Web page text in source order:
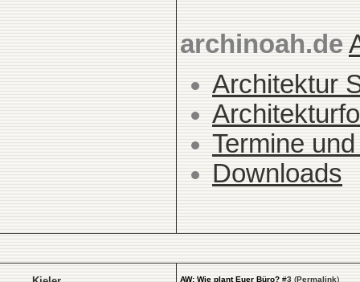
archinoah.de
Architektur
Termine
Downloads
AW: Wie plant Euer Büro? #3 (Permalink)